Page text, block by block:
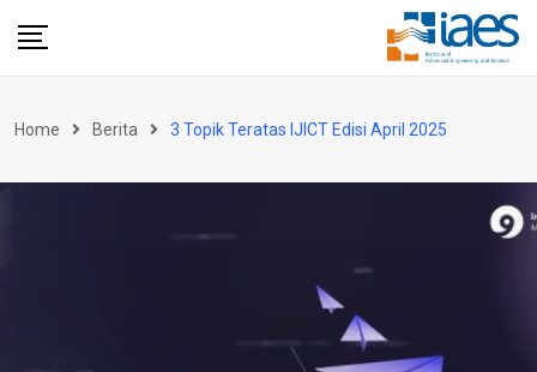
Home Berita 3 Topik Teratas IJICT Edisi April 2025